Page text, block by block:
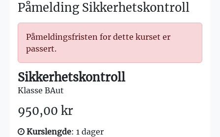
Påmelding Sikkerhetskontroll
Påmeldingsfristen for dette kurset er
passert.
Sikkerhetskontroll
Klasse BAut
950,00 kr
Kurslengde: 1 dager